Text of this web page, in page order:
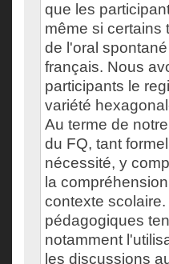
que les
même si certains
de l'oral
français. Nous
participants le
variété
Au terme de
du FQ, tant
nécessité, y
la
contexte
pédagogiques
notamment
les discussions